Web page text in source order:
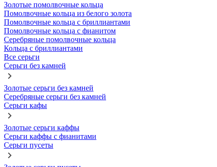
Золотые помолвочные кольца
Помолвочные кольца из белого золота
Помолвочные кольца с бриллиантами
Помолвочные кольца с фианитом
Серебряные помолвочные кольца
Кольца с бриллиантами
Все серьги
Серьги без камней
Золотые серьги без камней
Серебряные серьги без камней
Серьги кафы
Золотые серьги каффы
Серьги каффы с фианитами
Серьги пусеты